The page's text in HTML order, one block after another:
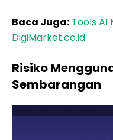
Baca Juga: Tools
DigiMarket.co.id
Risiko
Sembarangan